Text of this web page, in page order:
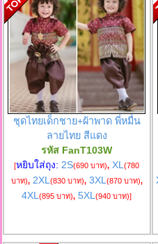
ชุดไทยเด็กชาย+ผ้าพาด พี่หมื่น
ลายไทย สีแดง
รหัส FanT103W
[หยิบใส่ถุง: 2S(690 บาท), XL(780
บาท), 2XL (830 บาท), 3XL (870 บาท),
4XL(895 บาท), 5XL(940 บาท)]